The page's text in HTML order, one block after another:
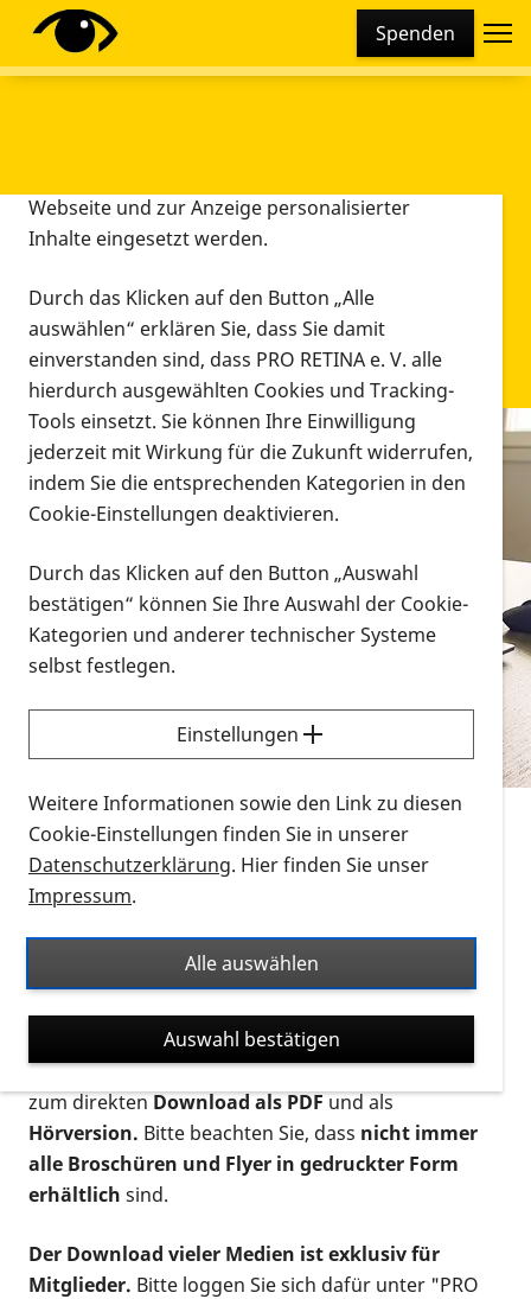
Spenden
Infomaterial
Infomaterial
Vorlesen
Alle Infomaterialien in verschiedenen
Formaten an einem Ort
Sie möchten wissen, wie Sie nach Infonmaterial
suchen und dieses bestellen bzw. herunterladen
können? Schauen Sie sich dieErklärvideos zum
Thema Infomaterial auf der PRO RETINA-Website
für blinde und sehbehinderte Menschen an.
Auf dieser Seite finden Sie sämtliches Infomaterial
Ort. Nutzen Sie den Formatfilter, um ausschließlich
nach Flyern und Broschüren, Audios oder Videos zu
suchen. Die meisten Flyer und Broschüren werden in
verschiedenen Formaten angeboten: zur
postalischen Bestellung als gedruckte Variante
zum direktenDownload als PDFund als
Hörversion. Bitte beachten Sie, dass nicht immer
alle Broschüren und Flyer in gedruckter Form
erhältlich sind.
Der Download vieler Medien ist exklusiv für
Mitglieder. Bitte loggen Sie sich dafür unter "PRO
Diese Webseite setzt verschiedene Cookies und
Tracking-Tools ein. Dies beinhaltet Cookies und
Webseite und zur Anzeige personalisierter
Inhalte eingesetzt werden.
Durch das Klicken auf den Button „Alle
auswählen“ erklären Sie, dass Sie damit
einverstanden sind, dass PRO RETINA e. V. alle
hierdurch ausgewählten Cookies und Tracking-
Tools einsetzt. Sie können Ihre Einwilligung
jederzeit mit Wirkung für die Zukunft widerrufen,
indem Sie die entsprechenden Kategorien in den
Cookie-Einstellungen deaktivieren.
Durch das Klicken auf den Button „Auswahl
bestätigen“ können Sie Ihre Auswahl der Cookie-
Kategorien und anderer technischer Systeme
selbst festlegen.
Einstellungen
Weitere Informationen sowie den Link zu diesen
Cookie-Einstellungen finden Sie in unserer
Datenschutzerklärung. Hier finden Sie unser
Impressum.
Alle auswählen
Auswahl bestätigen